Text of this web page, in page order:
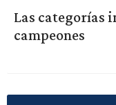
Las categorías
campeones